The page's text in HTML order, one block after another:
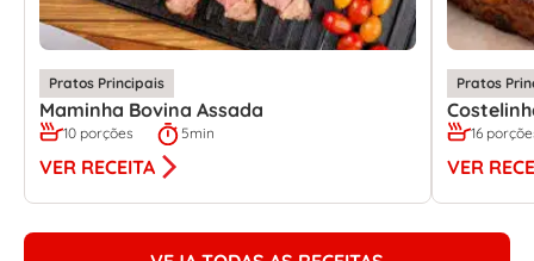
Pratos Principais
Maminha Bovina Assada
10 porções 5min
VER RECEITA
Pratos
16
VER